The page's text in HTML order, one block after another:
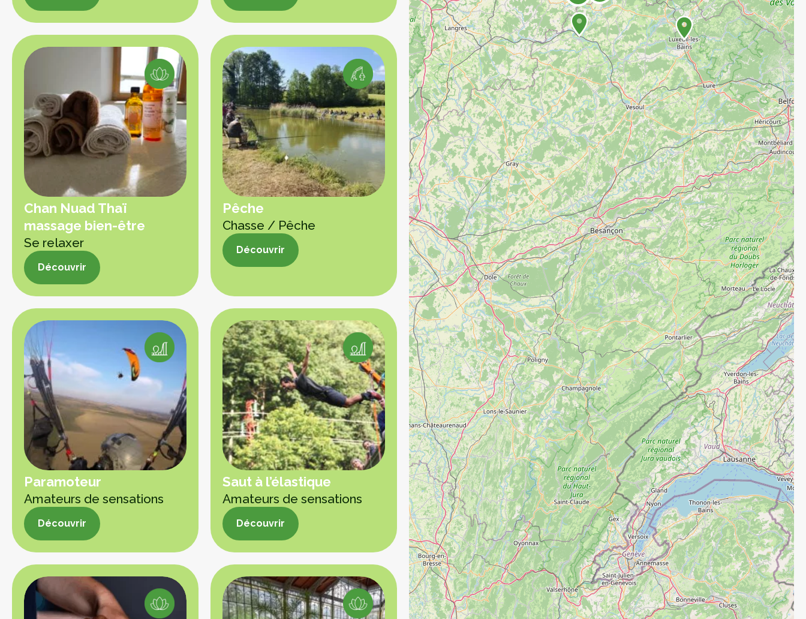
Découvrir Découvrir
Chan Nuad Thaï
massage bien-être
Se relaxer
Découvrir
Découvrir
Pêche
Chasse / Pêche
Découvrir
Paramoteur
Amateurs de sensations
Découvrir
Découvrir
Saut à l’élastique
Amateurs de sensations
Découvrir
Découvrir